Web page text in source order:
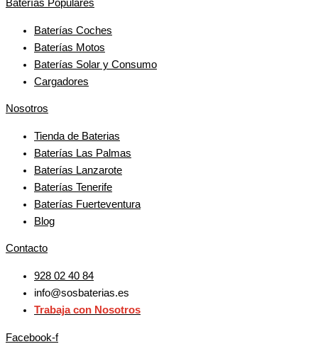
Baterías Populares
Baterías Coches
Baterías Motos
Baterías Solar y Consumo
Cargadores
Nosotros
Tienda de Baterias
Baterías Las Palmas
Baterías Lanzarote
Baterías Tenerife
Baterías Fuerteventura
Blog
Contacto
928 02 40 84
info@sosbaterias.es
Trabaja con Nosotros
Facebook-f